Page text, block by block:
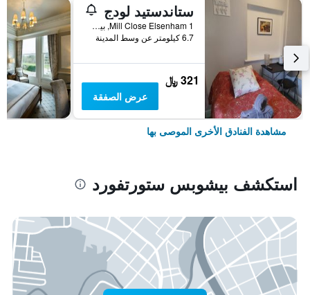
ستاندستيد لودج
1 Mill Close Elsenham, بيشوبس ستورتفورد, المملكة المتحدة
6.7 كيلومتر عن وسط المدينة
321 ﷼
عرض الصفقة
مشاهدة الفنادق الأخرى الموصى بها
استكشف بيشوبس ستورتفورد